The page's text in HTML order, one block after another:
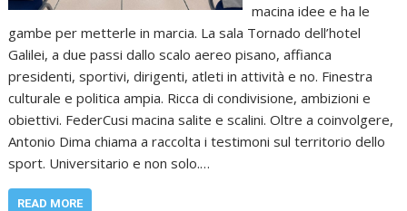
macina idee e ha le
gambe per metterle in marcia. La sala Tornado dell’hotel
Galilei, a due passi dallo scalo aereo pisano, affianca
presidenti, sportivi, dirigenti, atleti in attività e no. Finestra
culturale e politica ampia. Ricca di condivisione, ambizioni e
obiettivi. FederCusi macina salite e scalini. Oltre a coinvolgere,
Antonio Dima chiama a raccolta i testimoni sul territorio dello
sport. Universitario e non solo.…
READ MORE